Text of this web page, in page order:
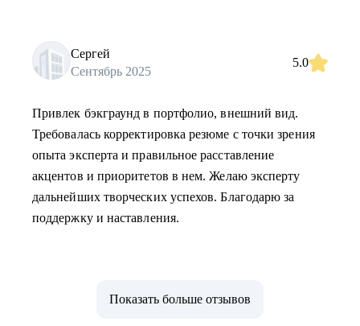
Сергей
Сентябрь 2025
5.0
Привлек бэкграунд в портфолио, внешний вид.
Требовалась корректировка резюме с точки зрения
опыта эксперта и правильное расставление
акцентов и приоритетов в нем. Желаю эксперту
дальнейших творческих успехов. Благодарю за
поддержку и наставления.
Показать больше отзывов